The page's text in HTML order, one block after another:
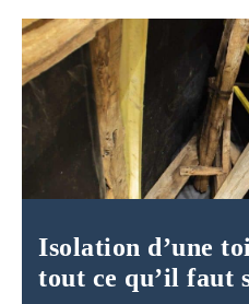
Isolation d’une
tout ce qu’il faut